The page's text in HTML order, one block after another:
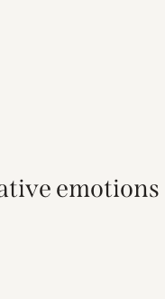
emotions